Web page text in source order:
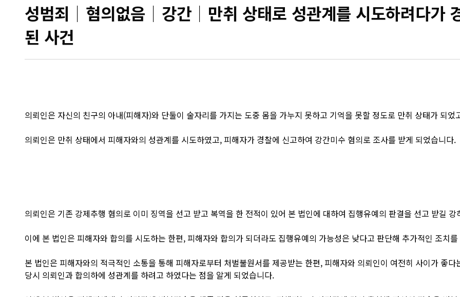
성범죄│혐의없음│강간│만취 상태로 성관계를 시도하려다가
된 사건
의뢰인은 자신의 친구의 아내(피해자)와 단둘이 술자리를 가지는 도중 몸을 가누지 못하고 기억을 못할 정도로 만취 상태가 되
의뢰인은 만취 상태에서 피해자와의 성관계를 시도하였고, 피해자가 경찰에 신고하여 강간미수 혐의로 조사를 받게 되었습니다.
의뢰인은 기존 강제추행 혐의로 이미 징역을 선고 받고 복역을 한 전적이 있어 본 법인에 대하여 집행유예의 판결을 선고 받길
이에 본 법인은 피해자와 합의를 시도하는 한편, 피해자와 합의가 되더라도 집행유예의 가능성은 낮다고 판단해 추가적인 조치
본 법인은 피해자와의 적극적인 소통을 통해 피해자로부터 처벌불원서를 제공받는 한편, 피해자와 의뢰인이 여전히 사이가 좋
당시 의뢰인과 합의하에 성관계를 하려고 하였다는 점을 알게 되었습니다.